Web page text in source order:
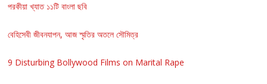
পরকীয়া খ্যাত ১১টি বাংলা ছবি
বেহিসেবী জীবনযাপন, আজ স্মৃতির অতলে সৌমিত্র
9 Disturbing Bollywood Films on Marital Rape